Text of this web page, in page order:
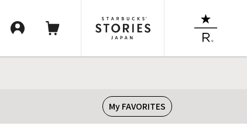
My FAVORITES